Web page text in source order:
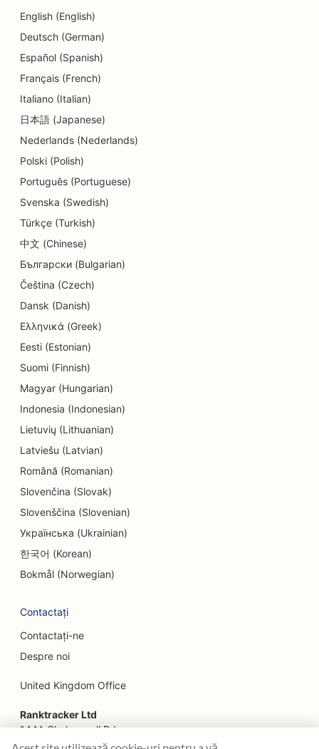
SEO pentru centrele de îngrijire de zi
SEO pentru serviciile de consiliere privind datoriile
SEO pentru clinicile stomatologice
SEO pentru delicatese
SEO pentru restaurante
SEO pentru servicii de dermabraziune
SEO pentru magazinele de detalii
SEO pentru educație și servicii de îngrijire a
SEO pentru curățătorie chimică
SEO pentru magazinele de electronice
SEO pentru endodonțiști
SEO pentru divertisment și recreere
SEO pentru firmele de inginerie
EO pentru restaurante etnice
SEO pentru Escape Rooms
SEO pentru servicii de lifting facial
SEO pentru restaurantele Farm-to-Table
SEO pentru servicii financiare
SEO pentru restaurantele Fine Dining
SEO pentru restaurantele Fast Food
SEO pentru florari
SEO pentru food court-uri
English (English)
Deutsch (German)
Español (Spanish)
Français (French)
Italiano (Italian)
日本語 (Japanese)
Nederlands (Nederlands)
Polski (Polish)
Português (Portuguese)
Svenska (Swedish)
Türkçe (Turkish)
中文 (Chinese)
Български (Bulgarian)
Čeština (Czech)
Dansk (Danish)
Ελληνικά (Greek)
Eesti (Estonian)
Suomi (Finnish)
Magyar (Hungarian)
Indonesia (Indonesian)
Lietuvių (Lithuanian)
Latviešu (Latvian)
Română (Romanian)
Slovenčina (Slovak)
Slovenščina (Slovenian)
Українська (Ukrainian)
한국어 (Korean)
Bokmål (Norwegian)
Contactați
Contactați-ne
Despre noi
United Kingdom Office
Ranktracker Ltd
144A Clerkenwell Rd
London, EC1R 5DF